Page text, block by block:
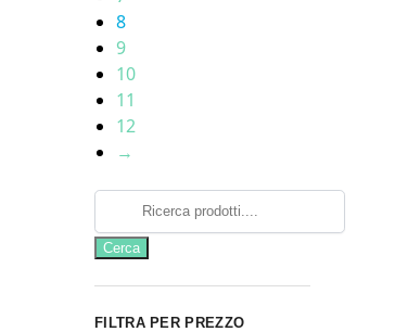
8
9
10
11
12
→
FILTRA PER PREZZO